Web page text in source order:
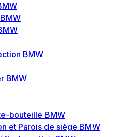
BMW
BMW
bouteille BMW
et Parois de siège BMW